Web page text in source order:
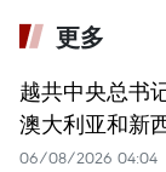
更多
越共中央总书
澳大利亚和新
06/08/2026 04:04